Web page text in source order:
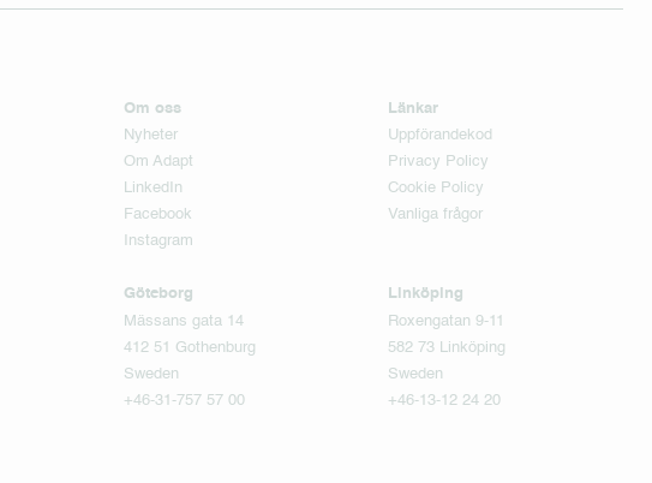
Om oss
Nyheter
Om Adapt
LinkedIn
Facebook
Instagram
Länkar
Uppförandekod
Privacy Policy
Cookie Policy
Vanliga frågor
Göteborg
Mässans gata 14
412 51 Gothenburg
Sweden
+46-31-757 57 00
Linköping
Roxengatan 9-11
582 73 Linköping
Sweden
+46-13-12 24 20